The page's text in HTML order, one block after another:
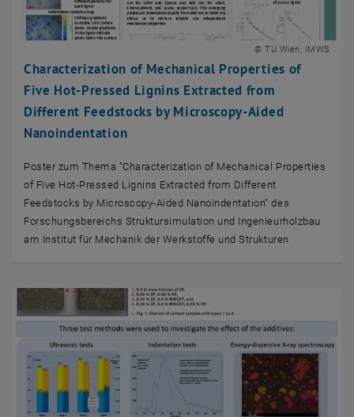
Characterization of Mechanical Properties of
Five Hot-Pressed Lignins Extracted from
Different Feedstocks by Microscopy-Aided
Nanoindentation
© TU Wien, IMWS
Poster zum Thema "Characterization of Mechanical Properties
of Five Hot-Pressed Lignins Extracted from Different
Feedstocks by Microscopy-Aided Nanoindentation" des
Forschungsbereichs Struktursimulation und Ingenieurholzbau
am Institut für Mechanik der Werkstoffe und Strukturen